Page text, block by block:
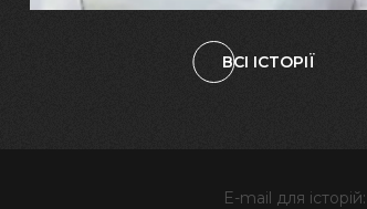
ВСІ ІСТОРІЇ
E-mail для історій: